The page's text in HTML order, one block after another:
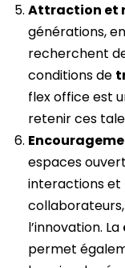
Attraction et
générations,
recherchent
conditions de
flex office est
retenir ces
espaces
interactions et
l’innovation. La
permet